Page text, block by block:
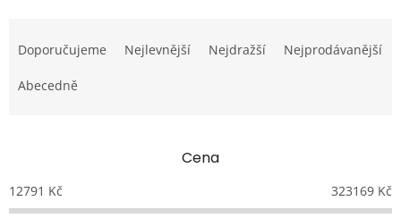
a
e
o
d
Doporučujeme Nejlevnější Nejdražší Nejprodávanější
Abecedně
Cena
12791 Kč 323169 Kč